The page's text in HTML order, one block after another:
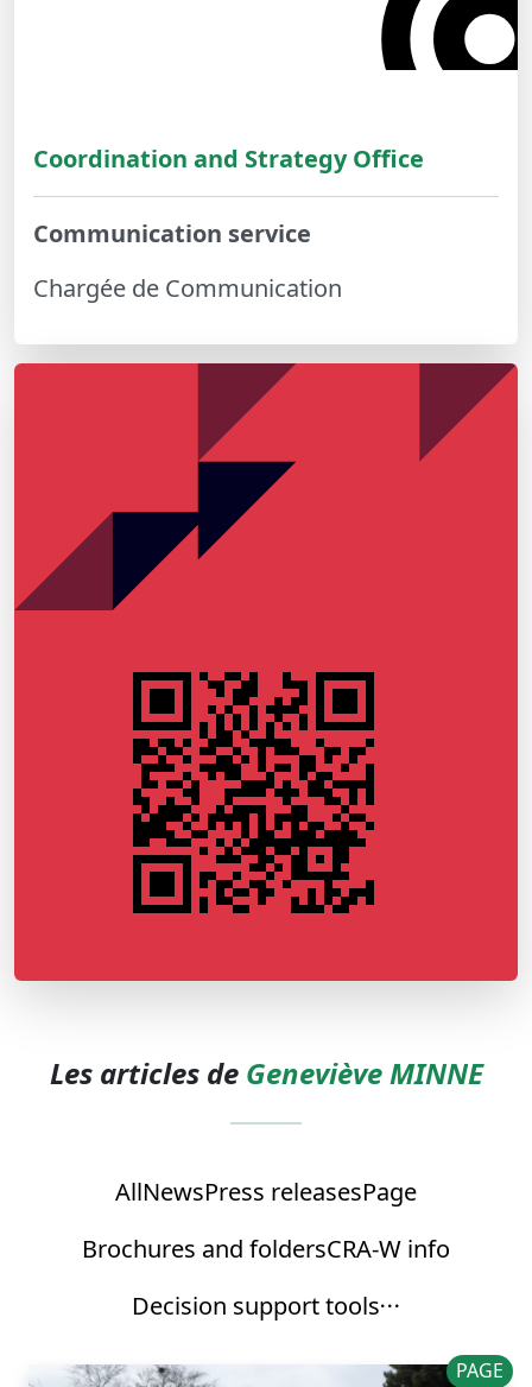
Coordination and Strategy Office
Communication service
Chargée de Communication
Les articles de Geneviève MINNE
AllNewsPress releasesPage
Brochures and foldersCRA-W info
Decision support tools
PAGE